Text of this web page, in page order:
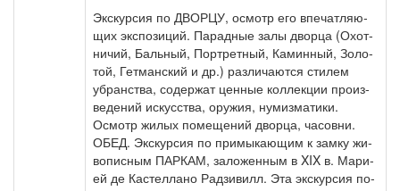
Экс­кур­сия по ДВОРЦУ, осмотр его впе­чат­ляю­
щих экс­по­зи­ций. Парадные за­лы двор­ца (Охот­
ни­чий, Баль­ный, Порт­рет­ный, Ка­мин­ный, Зо­ло­
той, Гет­ман­ский и др.) раз­ли­ча­ют­ся сти­лем
убран­ства, со­дер­жат цен­ные кол­лек­ции про­из­
ве­де­ний ис­кус­ства, ору­жия, ну­миз­ма­ти­ки.
Осмотр жи­лых по­ме­ще­ний двор­ца, ча­сов­ни.
ОБЕД. Экс­кур­сия по при­мы­каю­щим к зам­ку жи­
во­пис­ным ПАР­КАМ, за­ло­жен­ным в XIX в. Ма­ри­
ей де Ка­стел­ла­но Рад­зи­вилл. Эта экскурсия по­